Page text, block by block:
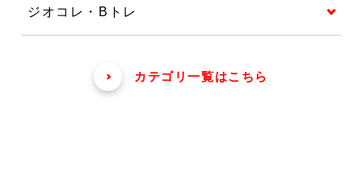
ジオコレ・Bトレ
カテゴリ一覧はこちら